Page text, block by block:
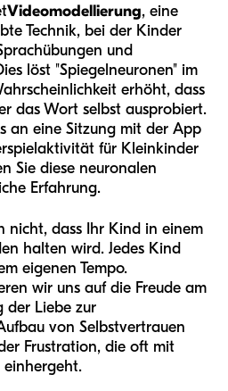
Videomodellierung, eine
Technik, bei der Kinder
und
löst "Spiegelneuronen" im
erhöht, dass
das Wort selbst ausprobiert.
an eine Sitzung mit der App
für Kleinkinder
Sie diese neuronalen
Erfahrung.
nicht, dass Ihr Kind in einem
halten wird. Jedes Kind
eigenen Tempo.
wir uns auf die Freude am
der Liebe zur
von Selbstvertrauen
Frustration, die oft mit
einhergeht.